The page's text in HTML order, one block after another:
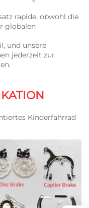
rapide, obwohl die
globalen
und unsere
jederzeit zur
Kinderfahrrad